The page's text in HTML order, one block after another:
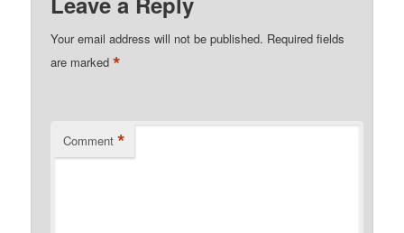
Your email address will not be published. Required fields
are marked*
Comment *